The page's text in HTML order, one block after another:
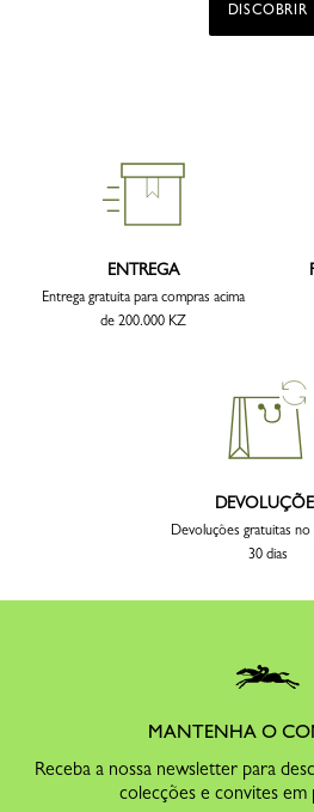
DISCOBRIR
ENTREGA
Entrega gratuita para compras acima
de 200.000 KZ
Devoluções gratuitas
30 dias
MANTENHA O
Receba a nossa newsletter para
colecções e convites em